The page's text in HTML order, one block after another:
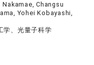
Changsu
Yohei Kobayashi,
学、光量子科学